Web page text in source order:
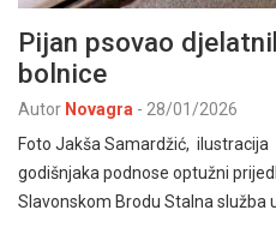
Pijan psovao
bolnice
Autor Novagra - 28/01/2026
Foto Jakša Samardžić,
godišnjaka podnose optužni
Slavonskom Brodu Stalna služba